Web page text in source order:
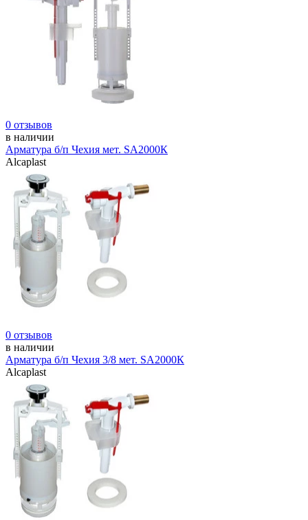
0 отзывов
в наличии
Арматура б/п Чехия мет. SA2000К
Alcaplast
0 отзывов
в наличии
Арматура б/п Чехия 3/8 мет. SA2000К
Alcaplast